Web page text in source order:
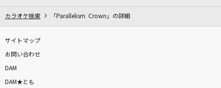
カラオケ検索 「Parallelism Crown」の詳細
サイトマップ
お問い合わせ
DAM
DAM★とも